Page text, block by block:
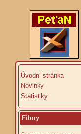
Úvodní stránka
Novinky
Statistiky
Filmy